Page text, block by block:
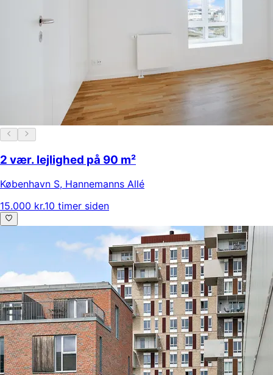
2 vær. lejlighed på 90 m²
København S, Hannemanns Allé
15.000 kr.10 timer siden